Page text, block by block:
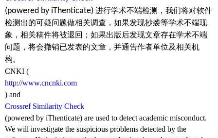
(powered by iThenticate) 进行学术不端检测，我们将对软件
检测出的可疑问题做相关调查，如果发现抄袭等学术不端现
象，相关稿件将被退回；如果出版后发现文章存在学术不端
问题，将会撤销已发表的文章，并通告作者单位及相关机
构。
CNKI (
http://www.cncnki.com
) and
Crossref Similarity Check
(powered by iThenticate) are used to detect academic misconduct.
We will investigate the suspicious problems detected by the